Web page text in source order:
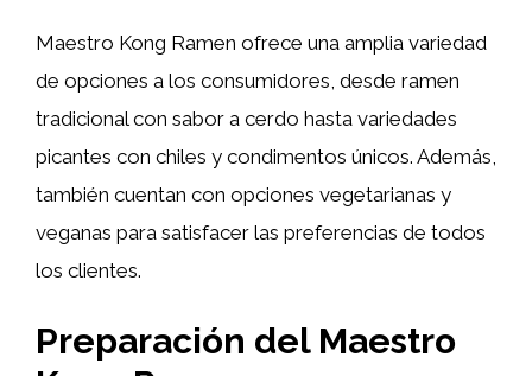
Maestro Kong Ramen ofrece una amplia variedad
de opciones a los consumidores, desde ramen
tradicional con sabor a cerdo hasta variedades
picantes con chiles y condimentos únicos. Además,
también cuentan con opciones vegetarianas y
veganas para satisfacer las preferencias de todos
los clientes.
Preparación del Maestro